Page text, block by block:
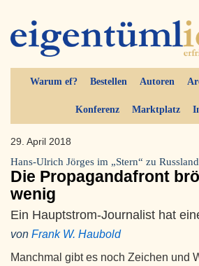
Warum ef? Bestellen Autoren
Konferenz Marktplatz
29. April 2018
Hans-Ulrich Jörges im „Stern“ zu
Die Propagandafront
wenig
Ein Hauptstrom-Journalist hat
von Frank W. Haubold
Manchmal gibt es noch Zeichen und